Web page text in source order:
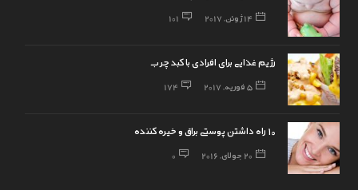
14 ژوئن, 2017 101
رژیم غذایی برای افرادی با کبد چرب
5 فوریه, 2017 174
۱۰ راه داشتن پوستی براق و خیره کننده
20 جولای, 2016 0